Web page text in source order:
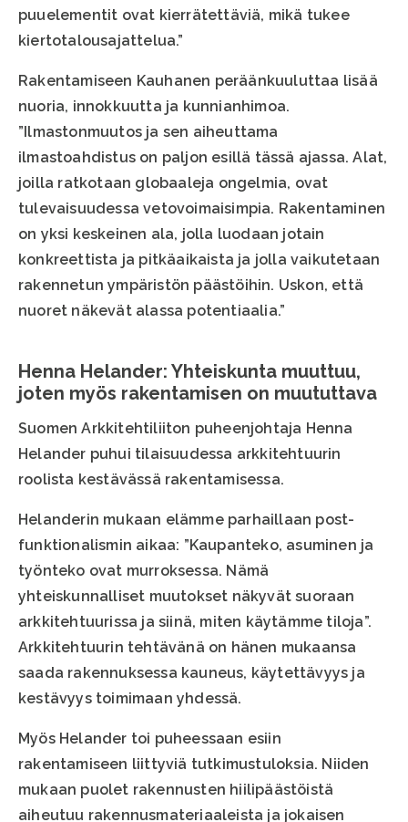
puuelementit ovat kierrätettäviä, mikä tukee
kiertotalousajattelua.”
Rakentamiseen Kauhanen peräänkuuluttaa lisää
nuoria, innokkuutta ja kunnianhimoa.
”Ilmastonmuutos ja sen aiheuttama
ilmastoahdistus on paljon esillä tässä ajassa. Alat,
joilla ratkotaan globaaleja ongelmia, ovat
tulevaisuudessa vetovoimaisimpia. Rakentaminen
on yksi keskeinen ala, jolla luodaan jotain
konkreettista ja pitkäaikaista ja jolla vaikutetaan
rakennetun ympäristön päästöihin. Uskon, että
nuoret näkevät alassa potentiaalia.”
Henna Helander: Yhteiskunta muuttuu,
joten myös rakentamisen on muututtava
Suomen Arkkitehtiliiton puheenjohtaja Henna
Helander puhui tilaisuudessa arkkitehtuurin
roolista kestävässä rakentamisessa.
Helanderin mukaan elämme parhaillaan post-
funktionalismin aikaa: ”Kaupanteko, asuminen ja
työnteko ovat murroksessa. Nämä
yhteiskunnalliset muutokset näkyvät suoraan
arkkitehtuurissa ja siinä, miten käytämme tiloja”.
Arkkitehtuurin tehtävänä on hänen mukaansa
saada rakennuksessa kauneus, käytettävyys ja
kestävyys toimimaan yhdessä.
Myös Helander toi puheessaan esiin
rakentamiseen liittyviä tutkimustuloksia. Niiden
mukaan puolet rakennusten hiilipäästöistä
aiheutuu rakennusmateriaaleista ja jokaisen